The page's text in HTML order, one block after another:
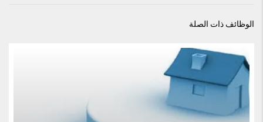
الوظائف ذات الصلة